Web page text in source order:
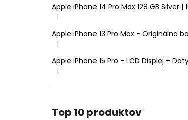
Hodnotenie produktu je 5 z 5 hviezdičiek.
|
Hodnotenie produktu je 5 z 5 hviezdičiek.
|
Hodnotenie produktu je 5 z 5 hviezdičiek.
|
Top 10 produktov